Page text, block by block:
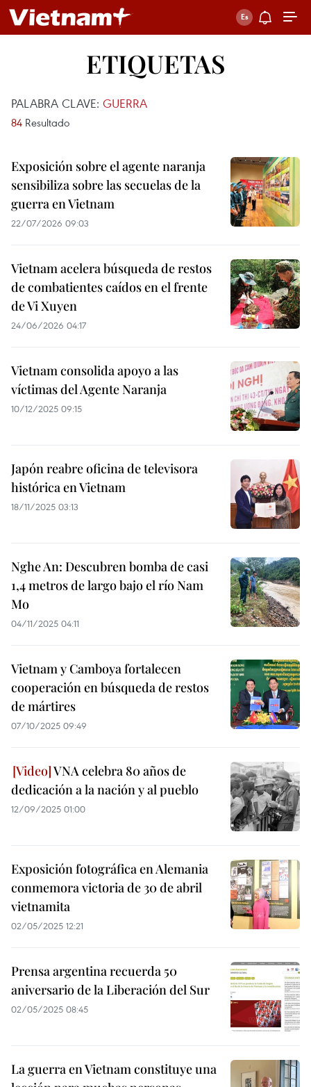
ETIQUETAS
PALABRA CLAVE: GUERRA
84 Resultado
Exposición sobre el agente naranja
sensibiliza sobre las secuelas de la
guerra en Vietnam
22/07/2026 09:03
Vietnam acelera búsqueda de restos
de combatientes caídos en el frente
de Vi Xuyen
24/06/2026 04:17
Vietnam consolida apoyo a las
víctimas del Agente Naranja
10/12/2025 09:15
Japón reabre oficina de televisora
histórica en Vietnam
18/11/2025 03:13
Nghe An: Descubren bomba de casi
1,4 metros de largo bajo el río Nam
Mo
04/11/2025 04:11
Vietnam y Camboya fortalecen
cooperación en búsqueda de restos
de mártires
07/10/2025 09:49
VNA celebra 80 años de
dedicación a la nación y al pueblo
12/09/2025 01:00
Exposición fotográfica en Alemania
conmemora victoria de 30 de abril
vietnamita
02/05/2025 12:21
Prensa argentina recuerda 50
aniversario de la Liberación del Sur
02/05/2025 08:45
La guerra en Vietnam constituye una